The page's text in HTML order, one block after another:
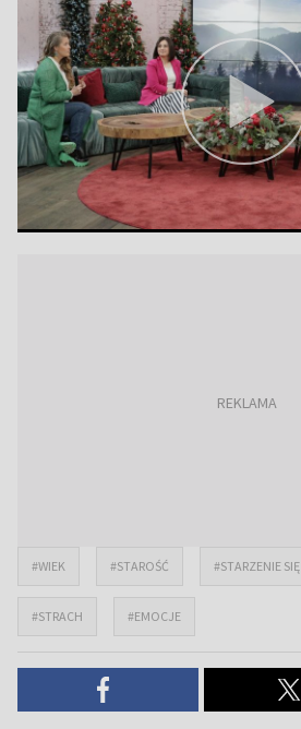
#WIEK #STAROŚĆ #STARZENIE SIĘ
#STRACH #EMOCJE